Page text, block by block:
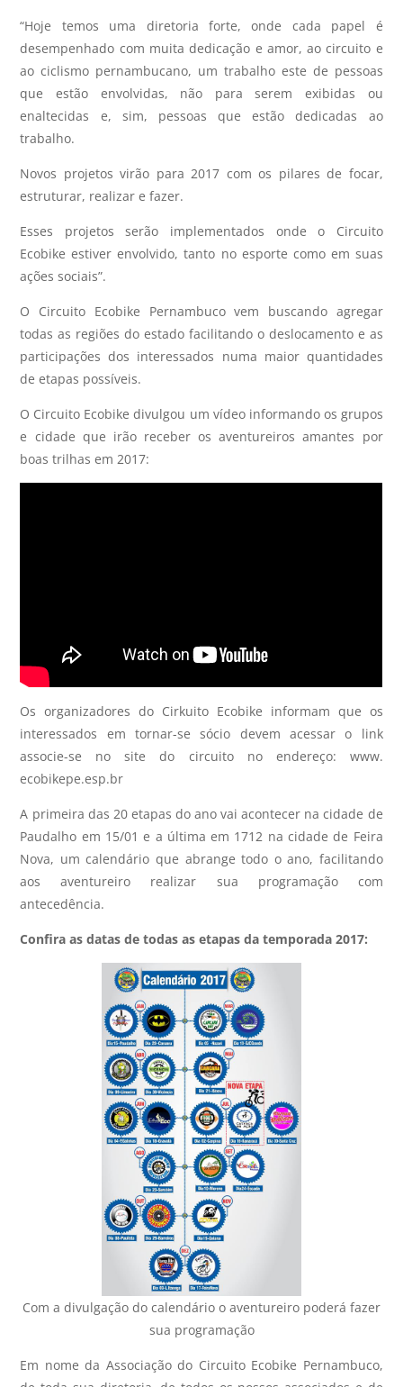
“Hoje temos uma diretoria forte, onde cada papel é
desempenhado com muita dedicação e amor, ao circuito e
ao ciclismo pernambucano, um trabalho este de pessoas
que estão envolvidas, não para serem exibidas ou
enaltecidas e, sim, pessoas que estão dedicadas ao
trabalho.
Novos projetos virão para 2017 com os pilares de focar,
estruturar, realizar e fazer.
Esses projetos serão implementados onde o Circuito
Ecobike estiver envolvido, tanto no esporte como em suas
ações sociais”.
O Circuito Ecobike Pernambuco vem buscando agregar
todas as regiões do estado facilitando o deslocamento e as
participações dos interessados numa maior quantidades
de etapas possíveis.
O Circuito Ecobike divulgou um vídeo informando os grupos
e cidade que irão receber os aventureiros amantes por
boas trilhas em 2017:
Os organizadores do Cirkuito Ecobike informam que os
interessados em tornar-se sócio devem acessar o link
associe-se no site do circuito no endereço: www.
ecobikepe.esp.br
A primeira das 20 etapas do ano vai acontecer na cidade de
Paudalho em 15/01 e a última em 1712 na cidade de Feira
Nova, um calendário que abrange todo o ano, facilitando
aos aventureiro realizar sua programação com
antecedência.
Confira as datas de todas as etapas da temporada 2017:
Com a divulgação do calendário o aventureiro poderá fazer
sua programação
Em nome da Associação do Circuito Ecobike Pernambuco,